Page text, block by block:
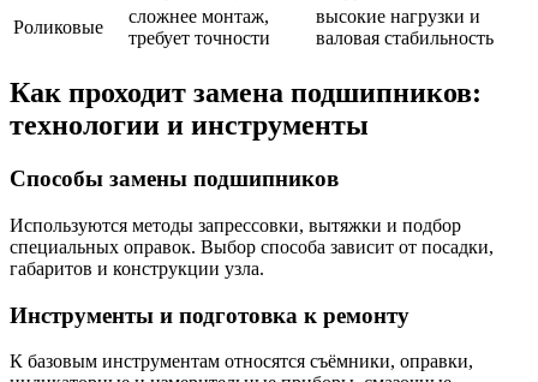
Роликовые
сложнее монтаж,
требует точности
высокие нагрузки и
валовая стабильность
Как проходит замена подшипников:
технологии и инструменты
Способы замены подшипников
Используются методы запрессовки, вытяжки и подбор
специальных оправок. Выбор способа зависит от посадки,
габаритов и конструкции узла.
Инструменты и подготовка к ремонту
К базовым инструментам относятся съёмники, оправки,